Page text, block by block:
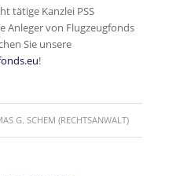
tätige Kanzlei PSS
Anleger von Flugzeugfonds
Sie unsere
!
G. SCHEM (RECHTSANWALT)